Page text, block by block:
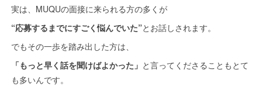
実は、MUQUの面接に来られる方の多くが
“応募するまでにすごく悩んでいた”とお話しされます。
でもその一歩を踏み出した方は、
「もっと早く話を聞けばよかった」 と言ってくださることもとて
も多いんです。